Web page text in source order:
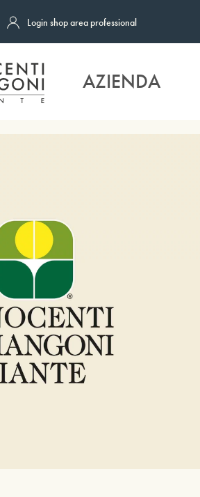
Login shop area professional
AZIENDA